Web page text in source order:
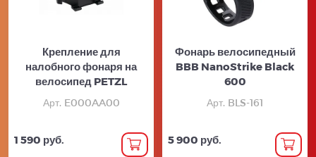
Крепление для
налобного фонаря на
велосипед PETZL
Арт. E000AA00
1 590 руб.
Фонарь велосипедный
BBB NanoStrike Black
600
Арт. BLS-161
5 900 руб.